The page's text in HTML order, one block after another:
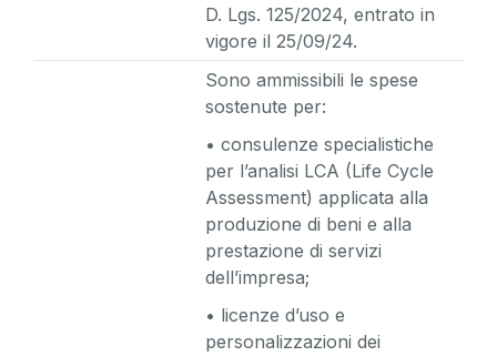
D. Lgs. 125/2024, entrato in
vigore il 25/09/24.
Sono ammissibili le spese
sostenute per:
• consulenze specialistiche
per l’analisi LCA (Life Cycle
Assessment) applicata alla
produzione di beni e alla
prestazione di servizi
dell’impresa;
• licenze d’uso e
personalizzazioni dei